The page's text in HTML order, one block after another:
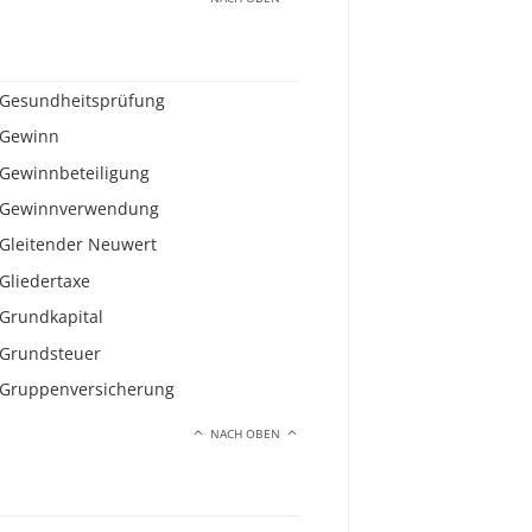
Gesundheitsprüfung
Gewinn
Gewinnbeteiligung
Gewinnverwendung
Gleitender Neuwert
Gliedertaxe
Grundkapital
Grundsteuer
Gruppenversicherung
NACH OBEN